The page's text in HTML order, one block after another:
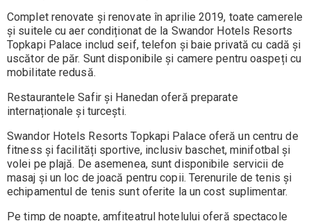
Complet renovate și renovate în aprilie 2019, toate camerele
și suitele cu aer condiționat de la Swandor Hotels Resorts
Topkapi Palace includ seif, telefon și baie privată cu cadă și
uscător de păr. Sunt disponibile și camere pentru oaspeți cu
mobilitate redusă.
Restaurantele Safir și Hanedan oferă preparate
internaționale și turcești.
Swandor Hotels Resorts Topkapi Palace oferă un centru de
fitness și facilități sportive, inclusiv baschet, minifotbal și
volei pe plajă. De asemenea, sunt disponibile servicii de
masaj și un loc de joacă pentru copii. Terenurile de tenis și
echipamentul de tenis sunt oferite la un cost suplimentar.
Pe timp de noapte, amfiteatrul hotelului oferă spectacole